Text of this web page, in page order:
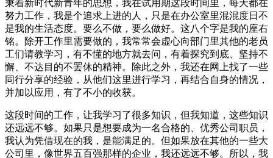
秉着新时代新青年的思想，我在试用期这段时间里，每天都在
努力工作，我是个追求上进的人，只是在办公室里混混度日不
是我的生活态度。要么不做，要么做好。这八个字是我的座右
铭。除开工作里需要做的，我常常会虚心向部门里其他的老员
工们请教学习，有不懂的地方就去问，有着探究到底、坚持不
懈、不达目的不罢休的精神。除此之外，我还在网上找了一些
同行分享的经验，从他们这里进行学习，再结合自身的情况，
并加以应用，有了不小的收获。
这段时间的工作，让我学习了很多知识，但我知道，这些知识
还远远不够。如果只是想要成为一名合格的、优秀公司职员，
我认为凭借现在的我，是能满足的。但如果放在其他的一些大
公司里，像世界五百强那样的企业，我还远远不够。所以，我